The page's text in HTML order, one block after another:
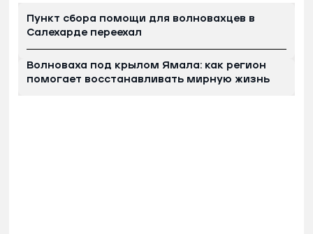
Пункт сбора помощи для волновахцев в
Салехарде переехал
Волноваха под крылом Ямала: как регион
помогает восстанавливать мирную жизнь